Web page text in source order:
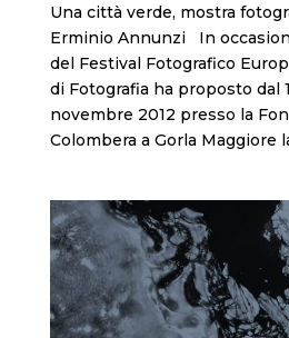
Una città verde, mostra
Erminio Annunzi In
del Festival Fotografico
di Fotografia ha proposto dal
novembre 2012 presso la
Colombera a Gorla Maggiore